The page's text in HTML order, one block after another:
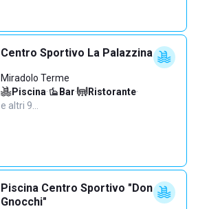
Centro Sportivo La Palazzina
Miradolo Terme
Piscina· Bar· Ristorante·
e altri 9…
Piscina Centro Sportivo "Don
Gnocchi"